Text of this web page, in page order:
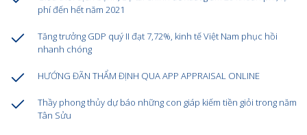
phí đến hết năm 2021
Tăng trưởng GDP quý II đạt 7,72%, kinh tế Việt Nam phục hồi
nhanh chóng
HƯỚNG ĐÃN THẨM ĐỊNH QUA APP APPRAISAL ONLINE
Thầy phong thủy dự báo những con giáp kiếm tiền giỏi trong năm
Tân Sửu